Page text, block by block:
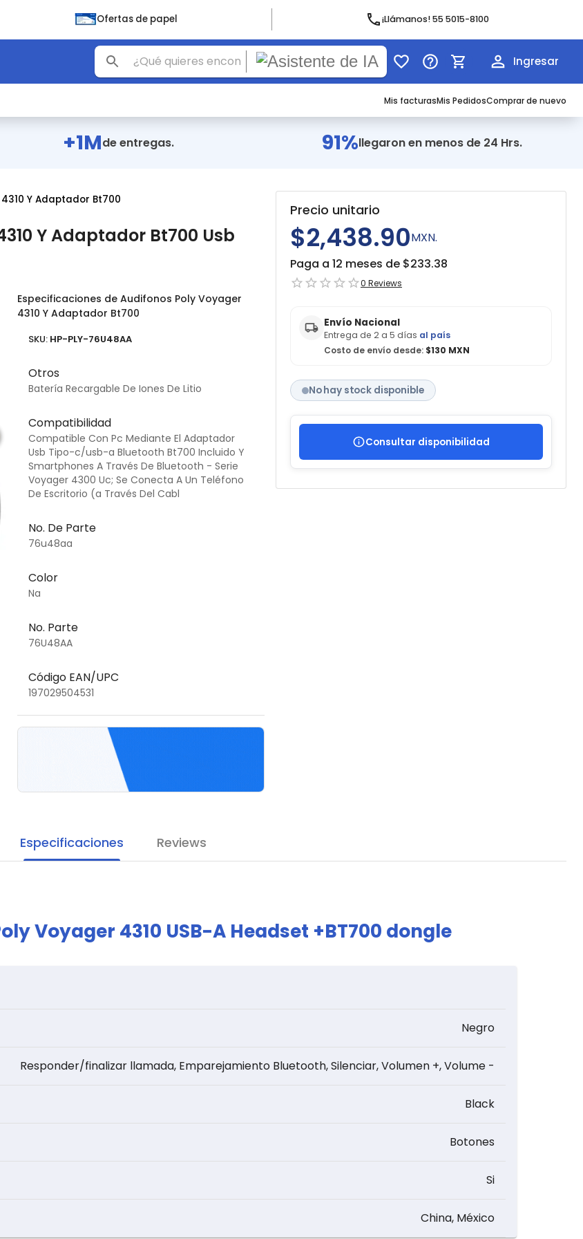
Ofertas de papel ¡Llámanos! 55 5015-8100
Ingresar
Mis facturasMis PedidosComprar de nuevo
+1Mde entregas. 91%llegaron en menos de 24 Hrs.
Y Adaptador Bt700
Y Adaptador Bt700 Usb
Especificaciones de Audifonos Poly Voyager
4310 Y Adaptador Bt700
SKU: HP-PLY-76U48AA
Otros
Batería Recargable De Iones De Litio
Compatibilidad
Compatible Con Pc Mediante El Adaptador
Usb Tipo-c/usb-a Bluetooth Bt700 Incluido Y
Smartphones A Través De Bluetooth - Serie
Voyager 4300 Uc; Se Conecta A Un Teléfono
De Escritorio (a Través Del Cabl
No. De Parte
76u48aa
Color
Na
No. Parte
76U48AA
Código EAN/UPC
197029504531
Precio unitario
$2,438.90MXN.
Paga a 12 meses de $233.38
0 Reviews
Envío Nacional
Entrega de 2 a 5 días al país
Costo de envío desde:$130 MXN
No hay stock disponible
Consultar disponibilidad
Especificaciones Reviews
Voyager 4310 USB-A Headset +BT700 dongle
Negro
Responder/finalizar llamada, Emparejamiento Bluetooth, Silenciar, Volumen +, Volume -
Black
Botones
Si
China, México